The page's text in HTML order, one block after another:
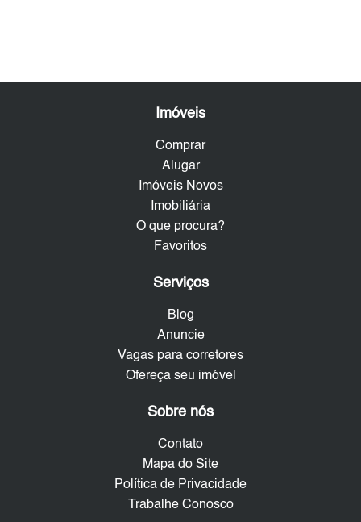
Imóveis
Comprar
Alugar
Imóveis Novos
Imobiliária
O que procura?
Favoritos
Serviços
Blog
Anuncie
Vagas para corretores
Ofereça seu imóvel
Sobre nós
Contato
Mapa do Site
Política de Privacidade
Trabalhe Conosco